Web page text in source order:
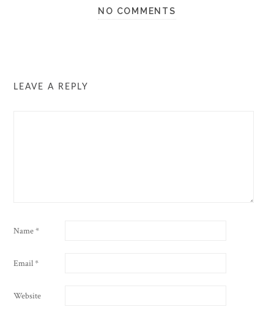
NO COMMENTS
LEAVE A REPLY
Name*
Email*
Website